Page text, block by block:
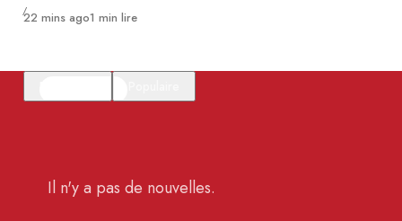
Publié
22 mins ago1 min lire
Il n'y a pas de nouvelles.